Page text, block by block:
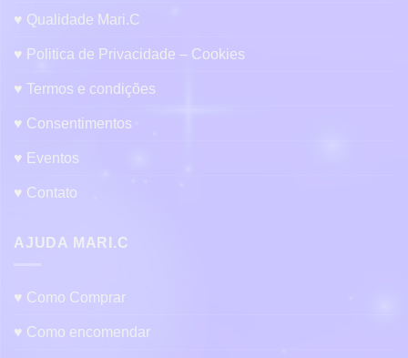
♥ Qualidade Mari.C
♥ Politica de Privacidade – Cookies
♥ Termos e condições
♥ Consentimentos
♥ Eventos
♥ Contato
AJUDA MARI.C
♥ Como Comprar
♥ Como encomendar